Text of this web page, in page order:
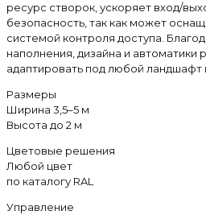
ресурс створок, ускоряет вход/
безопасность, так как может
системой контроля доступа.
наполнения, дизайна и
адаптировать под любой ландшафт
Размеры
Ширина 3,5–5 м
Высота до 2 м
Цветовые решения
Любой цвет
по каталогу RAL
Управление